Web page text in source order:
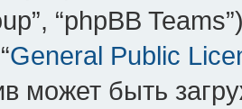
“phpBB
General Public
может быть